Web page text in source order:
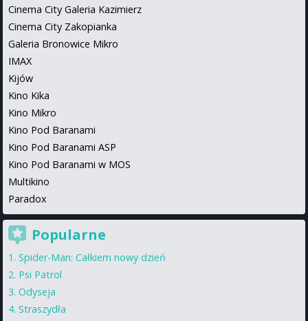
Cinema City Galeria Kazimierz
Cinema City Zakopianka
Galeria Bronowice Mikro
IMAX
Kijów
Kino Kika
Kino Mikro
Kino Pod Baranami
Kino Pod Baranami ASP
Kino Pod Baranami w MOS
Multikino
Paradox
Popularne
Spider-Man: Całkiem nowy dzień
Psi Patrol
Odyseja
Straszydła